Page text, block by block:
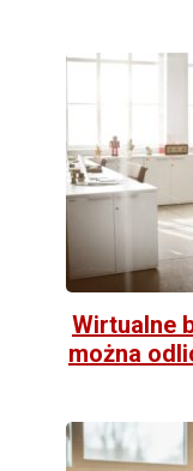
Wirtualne
można